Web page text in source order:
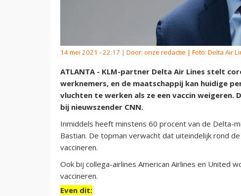
14 mei 2021 - 22:17 | Door: onze redactie | Foto: Delta Air
ATLANTA - KLM-partner Delta Air Lines stelt
werknemers, en de maatschappij kan huidige
vluchten te werken als ze een vaccin weigeren.
bij nieuwszender CNN.
Inmiddels heeft minstens 60 procent van de Delta-
Bastian. De topman verwacht dat uiteindelijk rond
vaccineren.
Ook bij collega-airlines American Airlines en United
vaccineren.
Even dit: